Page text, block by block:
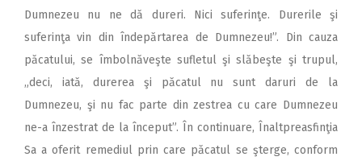
Dumnezeu nu ne dă dureri. Nici suferinţe. Durerile şi
suferinţa vin din îndepărtarea de Dumnezeu!”. Din cauza
păcatului, se îmbolnăveşte sufletul şi slăbeşte şi trupul,
„deci, iată, durerea şi păcatul nu sunt daruri de la
Dumnezeu, şi nu fac parte din zestrea cu care Dumnezeu
ne-a înzestrat de la început”. În continuare, Înaltpreasfinţia
Sa a oferit remediul prin care păcatul se şterge, conform